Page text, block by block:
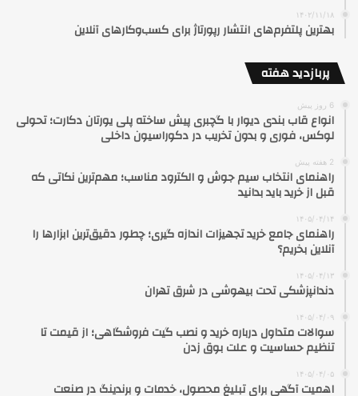
۱۴۰۲/۱۱/۱۸
بهترین پلتفرم‌های انتشار رپورتاژ برای کسب‌وکارهای آنلاین
پربازدید هفته
6 روز پیش
انواع قاب بندی دیوار با گچبری پیش ساخته پلی یورتان دکارت؛ تحولی
لوکس، فوری و بدون تخریب در دکوراسیون داخلی
2 هفته پیش
راهنمای انتخاب سیم جوش و الکترود مناسب؛ مهم‌ترین نکاتی که
قبل از خرید باید بدانید
۱۴۰۵/۰۴/۱۴
راهنمای جامع خرید تجهیزات اندازه گیری؛ چطور دقیق‌ترین ابزارها را
آنلاین بخریم؟
۱۴۰۵/۰۴/۱۳
دندانپزشکی تحت بیهوشی در شرق تهران
۱۴۰۵/۰۴/۰۹
سوالات متداول درباره خرید و نصب گیت فروشگاهی؛ از قیمت تا
تنظیم حساسیت و علت بوق زدن
۱۴۰۵/۰۴/۰۵
اهمیت آگهی برای تبلیغ محصول، خدمات و برندینگ در صنعت